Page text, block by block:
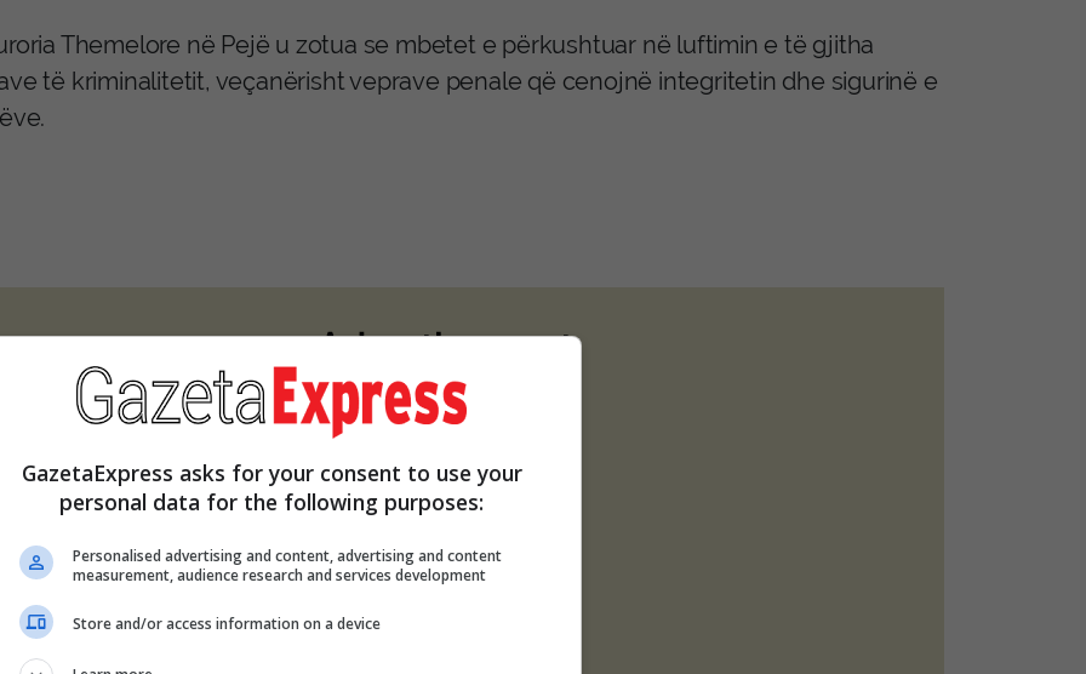
Themelore në Pejë u zotua se mbetet e përkushtuar në luftimin e të gjitha
të kriminalitetit, veçanërisht veprave penale që cenojnë integritetin dhe sigurinë e
GazetaExpress asks for your consent to use your
personal data for the following purposes:
Personalised advertising and content, advertising and content
measurement, audience research and services development
Store and/or access information on a device